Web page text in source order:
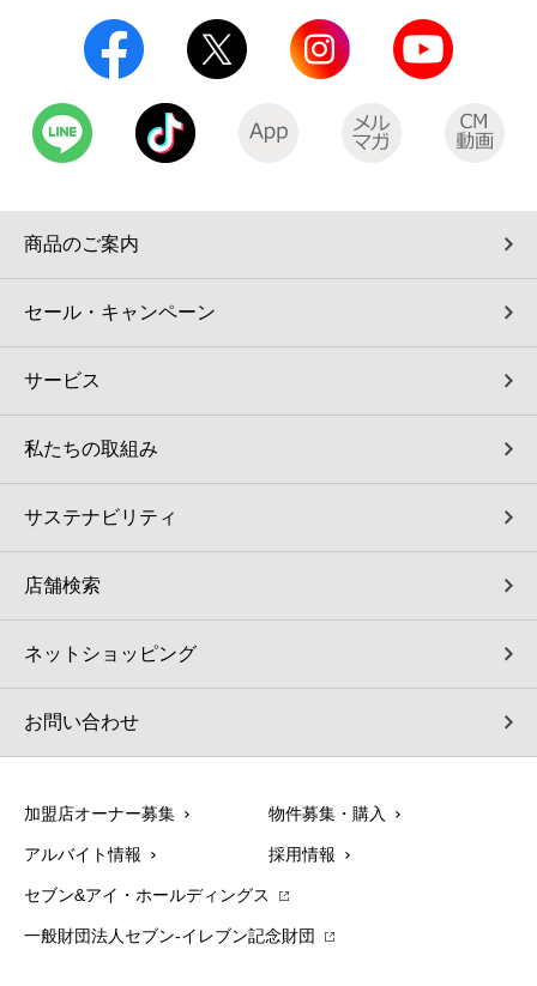
商品のご案内
セール・キャンペーン
サービス
私たちの取組み
サステナビリティ
店舗検索
ネットショッピング
お問い合わせ
加盟店オーナー募集 物件募集・購入
アルバイト情報 採用情報
セブン&アイ・ホールディングス
一般財団法人セブン-イレブン記念財団